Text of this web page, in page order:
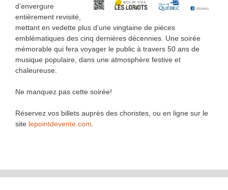
d’envergure
entièrement revisité,
mettant en vedette plus d’une vingtaine de pièces
emblématiques des cinq dernières décennies. Une soirée
mémorable qui fera voyager le public à travers 50 ans de
musique populaire, dans une atmosphère festive et
chaleureuse.
Ne manquez pas cette soirée!
Réservez vos billets auprès des choristes, ou en ligne sur le
site lepointdevente.com